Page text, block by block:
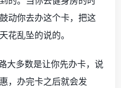
动你去办这个卡，把这
花乱坠的说的。
大多数是让你先办卡，说
，办完卡之后就会发